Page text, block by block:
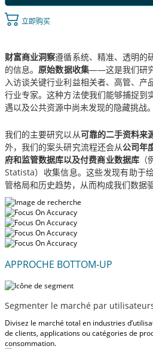
立即购买
财富商业洞察遵循系统、精准、透明的
的信息。 原始数据收集——这是我们研
入访谈关键行业利益相关者、高管、产
行业专家。这种方法使我们能够捕捉到
遇以及公共资源中尚未发现的隐藏挑战。
我们的主要研究以从可靠的二手资料来
外，我们的案头研究流程还会从公司年
府和监管数据库以及付费商业数据库（
Statista）收集信息。这些发现有助于
管格局和历史趋势，从而构成我们数据
APPROCHE BOTTOM-UP
Segmenter le marché par
Divisez le marché total en industries
de clients, applications ou catégories de
consommation.